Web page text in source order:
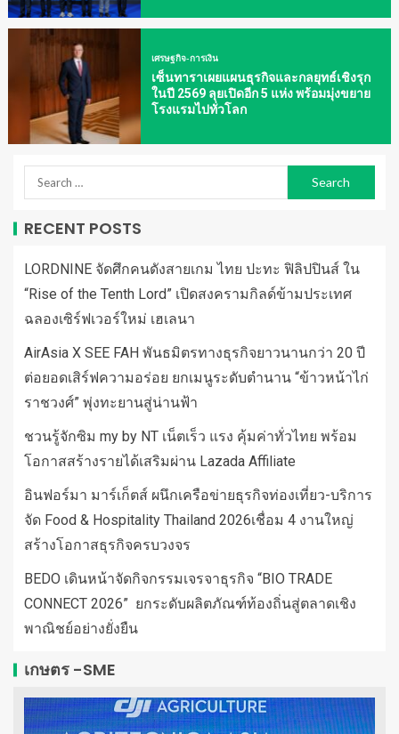
เศรษฐกิจ-การเงิน
เซ็นทาราเผยแผนธุรกิจและกลยุทธ์เชิงรุก
ในปี 2569 ลุยเปิดอีก 5 แห่ง พร้อมมุ่งขยาย
โรงแรมไปทั่วโลก
RECENT POSTS
LORDNINE จัดศึกคนดังสายเกม ไทย ปะทะ ฟิลิปปินส์ ใน
“Rise of the Tenth Lord” เปิดสงครามกิลด์ข้ามประเทศ
ฉลองเซิร์ฟเวอร์ใหม่ เฮเลนา
AirAsia X SEE FAH พันธมิตรทางธุรกิจยาวนานกว่า 20 ปี
ต่อยอดเสิร์ฟความอร่อย ยกเมนูระดับตำนาน “ข้าวหน้าไก่
ราชวงศ์” พุ่งทะยานสู่น่านฟ้า
ชวนรู้จักซิม my by NT เน็ตเร็ว แรง คุ้มค่าทั่วไทย พร้อม
โอกาสสร้างรายได้เสริมผ่าน Lazada Affiliate
อินฟอร์มา มาร์เก็ตส์ ผนึกเครือข่ายธุรกิจท่องเที่ยว-บริการ
จัด Food & Hospitality Thailand 2026เชื่อม 4 งานใหญ่
สร้างโอกาสธุรกิจครบวงจร
BEDO เดินหน้าจัดกิจกรรมเจรจาธุรกิจ “BIO TRADE
CONNECT 2026” ยกระดับผลิตภัณฑ์ท้องถิ่นสู่ตลาดเชิง
พาณิชย์อย่างยั่งยืน
เกษตร -SME